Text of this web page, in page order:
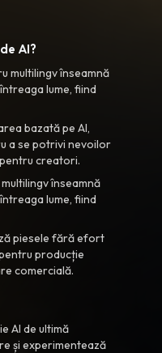
AI?
multilingv înseamnă
lume, fiind
bazată pe AI,
a se potrivi nevoilor
creatori.
înseamnă
lume, fiind
piesele fără efort
producție
comercială.
AI de ultimă
și experimentează